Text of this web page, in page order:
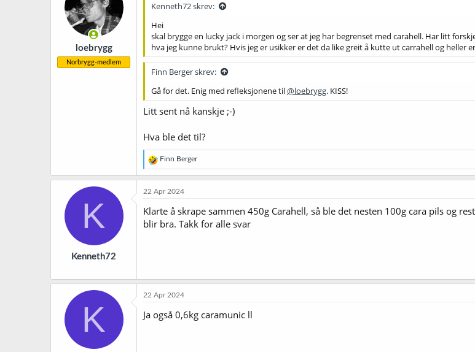
loebrygg
Norbrygg-medlem
Kenneth72 skrev:
Hei
skal brygge en lucky jack i morgen og ser at jeg har begrenset med carahell. Har litt
hva jeg kunne brukt? Hvis jeg er usikker er det da like greit å kutte ut carrahell og heller
Finn Berger skrev:
Gå for det. Enig med refleksjonene til@loebrygg. KISS!
Litt sent nå kanskje ;-)
Hva ble det til?
R
e
a
s
j
o
n
Finn Berger
K
Kenneth72
22 Apr 2024
Klarte å skrape sammen 450g Carahell, så ble det nesten 100g cara pils og
blir bra. Takk for alle svar
K
22 Apr 2024
Ja også 0,6kg caramunic ll